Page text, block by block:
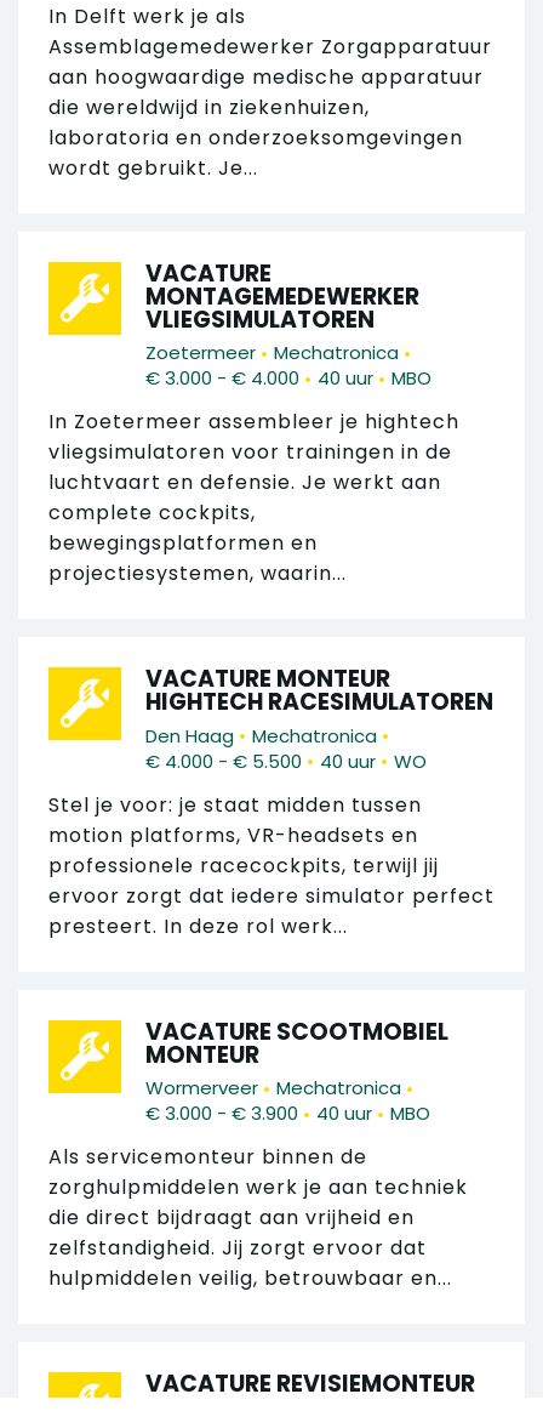
In Delft werk je als
Assemblagemedewerker Zorgapparatuur
aan hoogwaardige medische apparatuur
die wereldwijd in ziekenhuizen,
laboratoria en onderzoeksomgevingen
wordt gebruikt. Je...
VACATURE
MONTAGEMEDEWERKER
VLIEGSIMULATOREN
Zoetermeer • Mechatronica •
€ 3.000 - € 4.000 • 40 uur • MBO
In Zoetermeer assembleer je hightech
vliegsimulatoren voor trainingen in de
luchtvaart en defensie. Je werkt aan
complete cockpits,
bewegingsplatformen en
projectiesystemen, waarin...
VACATURE MONTEUR
HIGHTECH RACESIMULATOREN
Den Haag • Mechatronica •
€ 4.000 - € 5.500 • 40 uur • WO
Stel je voor: je staat midden tussen
motion platforms, VR-headsets en
professionele racecockpits, terwijl jij
ervoor zorgt dat iedere simulator perfect
presteert. In deze rol werk...
VACATURE SCOOTMOBIEL
MONTEUR
Wormerveer • Mechatronica •
€ 3.000 - € 3.900 • 40 uur • MBO
Als servicemonteur binnen de
zorghulpmiddelen werk je aan techniek
die direct bijdraagt aan vrijheid en
zelfstandigheid. Jij zorgt ervoor dat
hulpmiddelen veilig, betrouwbaar en...
VACATURE REVISIEMONTEUR